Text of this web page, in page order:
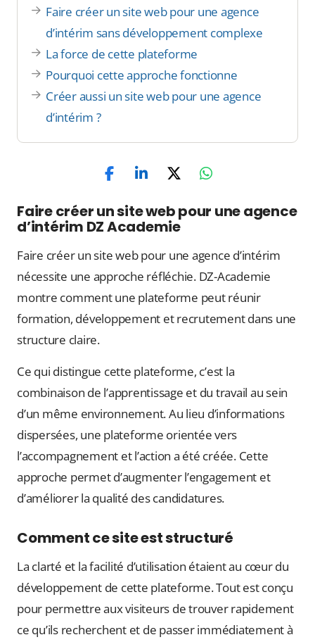
Faire créer un site web pour une agence
d’intérim sans développement complexe
La force de cette plateforme
Pourquoi cette approche fonctionne
Créer aussi un site web pour une agence
d’intérim ?
Faire créer un site web pour une agence
d’intérim DZ Academie
Faire créer un site web pour une agence d’intérim
nécessite une approche réfléchie. DZ-Academie
montre comment une plateforme peut réunir
formation, développement et recrutement dans une
structure claire.
Ce qui distingue cette plateforme, c’est la
combinaison de l’apprentissage et du travail au sein
d’un même environnement. Au lieu d’informations
dispersées, une plateforme orientée vers
l’accompagnement et l’action a été créée. Cette
approche permet d’augmenter l’engagement et
d’améliorer la qualité des candidatures.
Comment ce site est structuré
La clarté et la facilité d’utilisation étaient au cœur du
développement de cette plateforme. Tout est conçu
pour permettre aux visiteurs de trouver rapidement
ce qu’ils recherchent et de passer immédiatement à